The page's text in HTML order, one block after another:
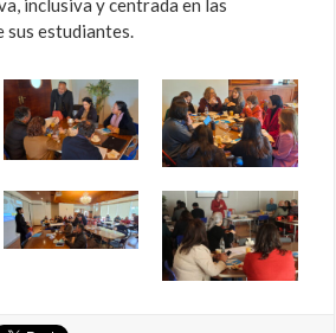
inclusiva y centrada en las
estudiantes.